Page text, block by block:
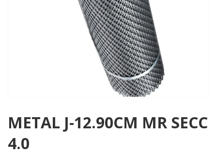
METAL J-12.90CM MR SECC
4.0